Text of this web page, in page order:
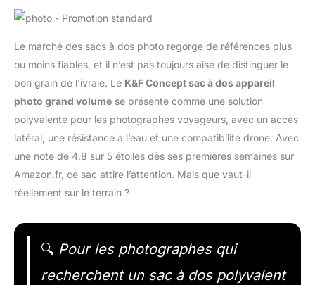
Le marché des sacs à dos photo regorge de références plus
ou moins fiables, et il n’est pas toujours aisé de distinguer le
bon grain de l’ivraie. Le K&F Concept sac à dos appareil
photo grand volume se présente comme une solution
polyvalente pour les photographes voyageurs, avec un accès
latéral, une résistance à l’eau et une compatibilité drone. Avec
une note de 4,8 sur 5 étoiles dès ses premières semaines sur
Amazon.fr, ce sac attire l’attention. Mais que vaut-il
réellement sur le terrain ?
🔍 Pour les photographes qui
recherchent un sac à dos polyvalent